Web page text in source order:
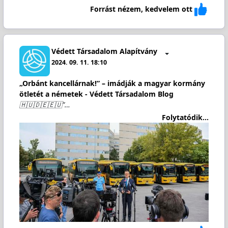
Forrást nézem, kedvelem ott
Védett Társadalom Alapítvány
2024. 09. 11. 18:10
„Orbánt kancellárnak!” – imádják a magyar kormány
ötletét a németek - Védett Társadalom Blog
🇭🇺🇩🇪🇪🇺”…
Folytatódik...